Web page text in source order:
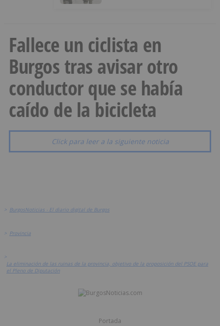
Fallece un ciclista en
Burgos tras avisar otro
conductor que se había
caído de la bicicleta
Click para leer a la siguiente noticia
> BurgosNoticias - El diario digital de Burgos
> Provincia
>
La eliminación de las ruinas de la provincia, objetivo de la proposición del PSOE para
el Pleno de Diputación
Portada